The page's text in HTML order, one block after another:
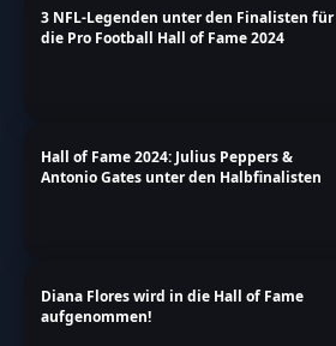
3 NFL-Legenden unter den Finalisten für
die Pro Football Hall of Fame 2024
Hall of Fame 2024: Julius Peppers &
Antonio Gates unter den Halbfinalisten
Diana Flores wird in die Hall of Fame
aufgenommen!